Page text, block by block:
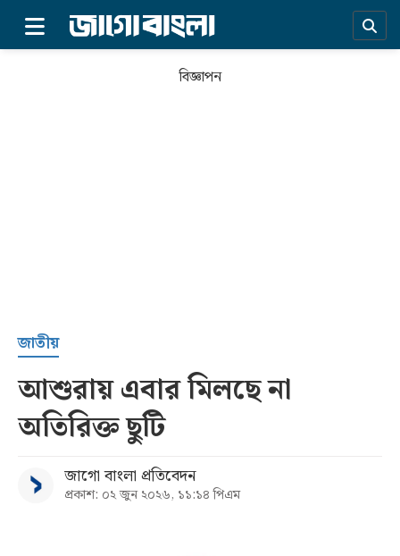
সর্বশেষ
বিভাগ
বিজ্ঞাপন
জাতীয়
আশুরায় এবার মিলছে না
অতিরিক্ত ছুটি
জাগো বাংলা প্রতিবেদন
প্রকাশ: ০২ জুন ২০২৬, ১১:১৪ পিএম